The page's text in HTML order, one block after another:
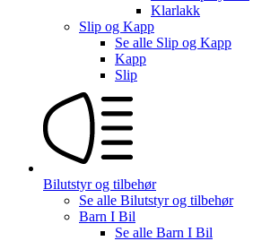
Klarlakk
Slip og Kapp
Se alle Slip og Kapp
Kapp
Slip
Bilutstyr og tilbehør
Se alle Bilutstyr og tilbehør
Barn I Bil
Se alle Barn I Bil